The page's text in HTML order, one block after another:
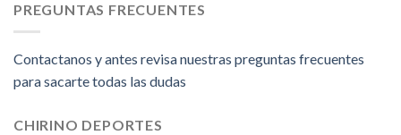
PREGUNTAS FRECUENTES
Contactanos y antes revisa nuestras preguntas frecuentes
para sacarte todas las dudas
CHIRINO DEPORTES